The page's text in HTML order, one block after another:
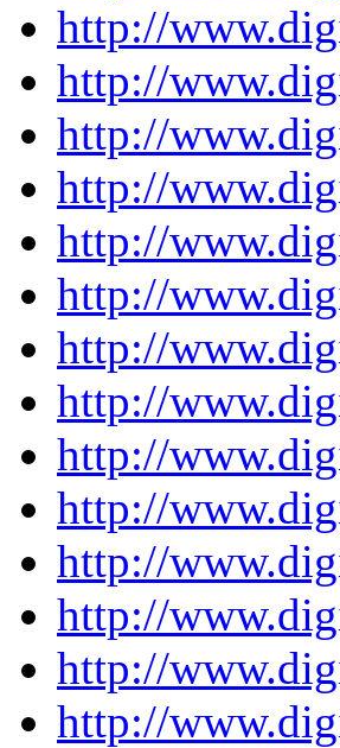
http://
http://
http://
http://
http://
http://
http://
http://
http://
http://
http://
http://
http://
http://